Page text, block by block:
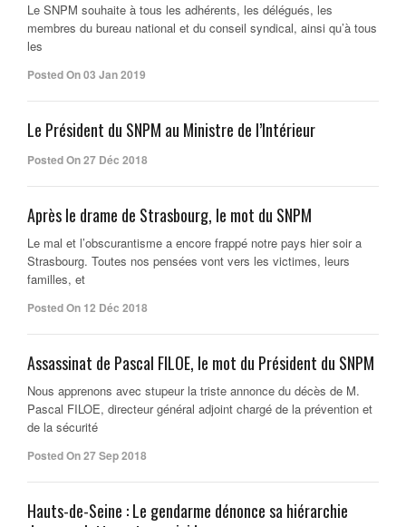
Le SNPM souhaite à tous les adhérents, les délégués, les
membres du bureau national et du conseil syndical, ainsi qu’à tous
les
Posted On 03 Jan 2019
Le Président du SNPM au Ministre de l’Intérieur
Posted On 27 Déc 2018
Après le drame de Strasbourg, le mot du SNPM
Le mal et l’obscurantisme a encore frappé notre pays hier soir a
Strasbourg. Toutes nos pensées vont vers les victimes, leurs
familles, et
Posted On 12 Déc 2018
Assassinat de Pascal FILOE, le mot du Président du SNPM
Nous apprenons avec stupeur la triste annonce du décès de M.
Pascal FILOE, directeur général adjoint chargé de la prévention et
de la sécurité
Posted On 27 Sep 2018
Hauts-de-Seine : Le gendarme dénonce sa hiérarchie